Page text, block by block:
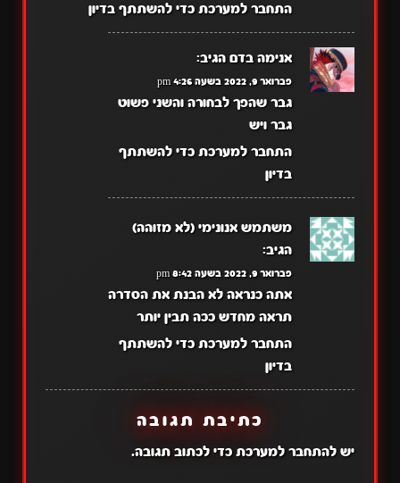
התחבר למערכת כדי להשתתף בדיון
אנימה בדם הגיב:
פברואר 9, 2022 בשעה 4:26 pm
גבר שהפך לבחורה והשני פשוט
גבר ויש
התחבר למערכת כדי להשתתף
בדיון
משתמש אנונימי (לא מזוהה)
הגיב:
פברואר 9, 2022 בשעה 8:42 pm
אתה כנראה לא הבנת את הסדרה
תראה מחדש ככה תבין יותר
התחבר למערכת כדי להשתתף
בדיון
כתיבת תגובה
יש להתחבר למערכתכדי לכתוב תגובה.